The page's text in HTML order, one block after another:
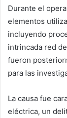
Durante el
elementos
incluyendo
intrincada red
fueron
para las
La causa fue
eléctrica, un